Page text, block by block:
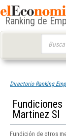
Ranking de
Directorio Ranking
Fundiciones
Martinez Sl
Fundición de otros